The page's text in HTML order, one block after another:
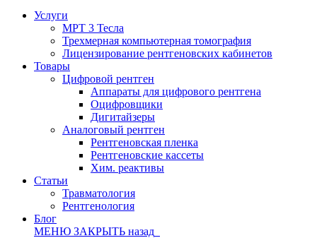
Услуги
МРТ 3 Тесла
Трехмерная компьютерная томография
Лицензирование рентгеновских кабинетов
Товары
Цифровой рентген
Аппараты для цифрового рентгена
Оцифровщики
Дигитайзеры
Аналоговый рентген
Рентгеновская пленка
Рентгеновские кассеты
Хим. реактивы
Статьи
Травматология
Рентгенология
Блог
МЕНЮ ЗАКРЫТЬ назад